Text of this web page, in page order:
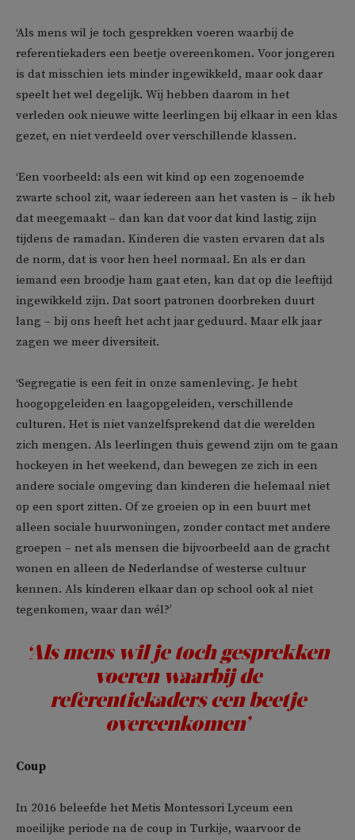
‘Als mens wil je toch gesprekken voeren waarbij de
referentiekaders een beetje overeenkomen. Voor jongeren
is dat misschien iets minder ingewikkeld, maar ook daar
speelt het wel degelijk. Wij hebben daarom in het
verleden ook nieuwe witte leerlingen bij elkaar in een klas
gezet, en niet verdeeld over verschillende klassen.
‘Een voorbeeld: als een wit kind op een zogenoemde
zwarte school zit, waar iedereen aan het vasten is – ik heb
dat meegemaakt – dan kan dat voor dat kind lastig zijn
tijdens de ramadan. Kinderen die vasten ervaren dat als
de norm, dat is voor hen heel normaal. En als er dan
iemand een broodje ham gaat eten, kan dat op die leeftijd
ingewikkeld zijn. Dat soort patronen doorbreken duurt
lang – bij ons heeft het acht jaar geduurd. Maar elk jaar
zagen we meer diversiteit.
‘Segregatie is een feit in onze samenleving. Je hebt
hoogopgeleiden en laagopgeleiden, verschillende
culturen. Het is niet vanzelfsprekend dat die werelden
zich mengen. Als leerlingen thuis gewend zijn om te gaan
hockeyen in het weekend, dan bewegen ze zich in een
andere sociale omgeving dan kinderen die helemaal niet
op een sport zitten. Of ze groeien op in een buurt met
alleen sociale huurwoningen, zonder contact met andere
groepen – net als mensen die bijvoorbeeld aan de gracht
wonen en alleen de Nederlandse of westerse cultuur
kennen. Als kinderen elkaar dan op school ook al niet
tegenkomen, waar dan wél?’
‘Als mens wil je toch gesprekken
voeren waarbij de
referentiekaders een beetje
overeenkomen’
Coup
In 2016 beleefde het Metis Montessori Lyceum een
moeilijke periode na de coup in Turkije, waarvoor de